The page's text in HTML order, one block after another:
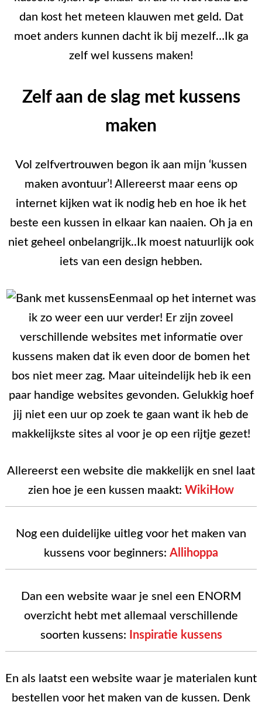
dan kost het meteen klauwen met geld. Dat
moet anders kunnen dacht ik bij mezelf…Ik ga
zelf wel kussens maken!
Zelf aan de slag met kussens
maken
Vol zelfvertrouwen begon ik aan mijn ‘kussen
maken avontuur’! Allereerst maar eens op
internet kijken wat ik nodig heb en hoe ik het
beste een kussen in elkaar kan naaien. Oh ja en
niet geheel onbelangrijk..Ik moest natuurlijk ook
iets van een design hebben.
Eenmaal op het internet was
ik zo weer een uur verder! Er zijn zoveel
verschillende websites met informatie over
kussens maken dat ik even door de bomen het
bos niet meer zag. Maar uiteindelijk heb ik een
paar handige websites gevonden. Gelukkig hoef
jij niet een uur op zoek te gaan want ik heb de
makkelijkste sites al voor je op een rijtje gezet!
Allereerst een website die makkelijk en snel laat
zien hoe je een kussen maakt: WikiHow
Nog een duidelijke uitleg voor het maken van
kussens voor beginners: Allihoppa
Dan een website waar je snel een ENORM
overzicht hebt met allemaal verschillende
soorten kussens:
Inspiratie kussens
En als laatst een website waar je materialen kunt
bestellen voor het maken van de kussen. Denk